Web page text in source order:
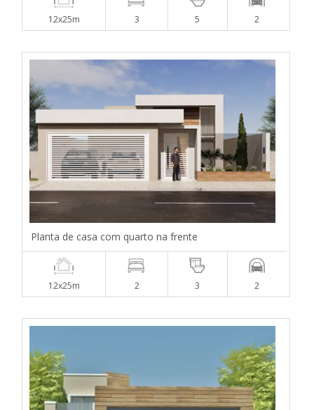
12x25m 3 5 2
Planta de casa com quarto na frente
12x25m 2 3 2